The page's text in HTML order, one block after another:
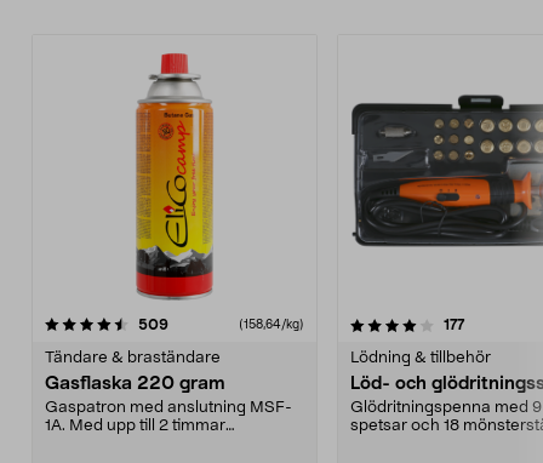
509recensioner(158,64/kg)
Tändare & braständare
Gasflaska 220 gram
Gaspatron med anslutning MSF-
1A. Med upp till 2 timmar
4.0 av 5 stjärnor 177
Lödning & tillbehör
Löd- och
Glödritningspenna med
spetsar och 18
4.0 av 5 stjärnor